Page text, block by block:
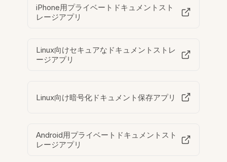
iPhone用プライベートドキュメントスト
レージアプリ
Linux向けセキュアなドキュメントストレ
ージアプリ
Linux向け暗号化ドキュメント保存アプリ
Android用プライベートドキュメントスト
レージアプリ